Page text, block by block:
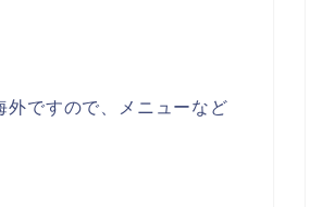
外ですので、メニューなど